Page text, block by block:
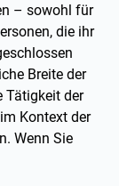
– sowohl für
die ihr
Breite der
Tätigkeit der
Kontext der
Wenn Sie